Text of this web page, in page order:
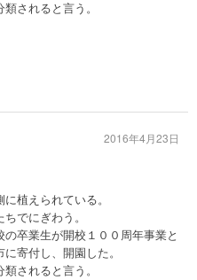
されると言う。
植えられている。
でにぎわう。
卒業生が開校１００周年事業と
寄付し、開園した。
されると言う。
2016年4月23日